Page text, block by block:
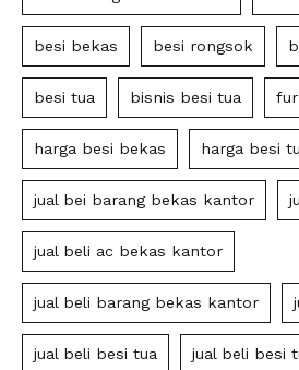
besi bekas besi rongsok
besi tua bisnis besi tua
harga besi bekas harga besi
jual bei barang bekas kantor
jual beli ac bekas kantor
jual beli barang bekas kantor
jual beli besi tua jual beli besi